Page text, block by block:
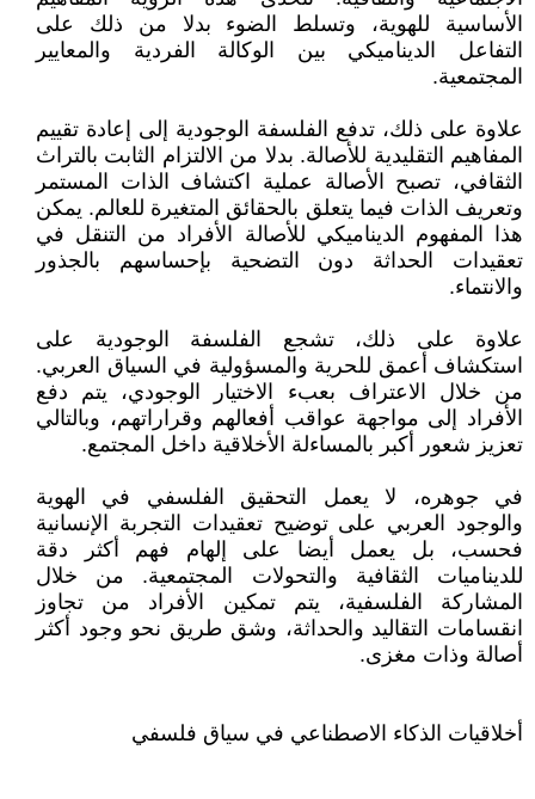
الأساسية للهوية، وتسلط الضوء بدلا من ذلك على
التفاعل الديناميكي بين الوكالة الفردية والمعايير
المجتمعية.
علاوة على ذلك، تدفع الفلسفة الوجودية إلى إعادة تقييم
المفاهيم التقليدية للأصالة. بدلا من الالتزام الثابت بالتراث
الثقافي، تصبح الأصالة عملية اكتشاف الذات المستمر
وتعريف الذات فيما يتعلق بالحقائق المتغيرة للعالم. يمكن
هذا المفهوم الديناميكي للأصالة الأفراد من التنقل في
تعقيدات الحداثة دون التضحية بإحساسهم بالجذور
والانتماء.
علاوة على ذلك، تشجع الفلسفة الوجودية على
استكشاف أعمق للحرية والمسؤولية في السياق العربي.
من خلال الاعتراف بعبء الاختيار الوجودي، يتم دفع
الأفراد إلى مواجهة عواقب أفعالهم وقراراتهم، وبالتالي
تعزيز شعور أكبر بالمساءلة الأخلاقية داخل المجتمع.
في جوهره، لا يعمل التحقيق الفلسفي في الهوية
والوجود العربي على توضيح تعقيدات التجربة الإنسانية
فحسب، بل يعمل أيضا على إلهام فهم أكثر دقة
للديناميات الثقافية والتحولات المجتمعية. من خلال
المشاركة الفلسفية، يتم تمكين الأفراد من تجاوز
انقسامات التقاليد والحداثة، وشق طريق نحو وجود أكثر
أصالة وذات مغزى.
أخلاقيات الذكاء الاصطناعي في سياق فلسفي